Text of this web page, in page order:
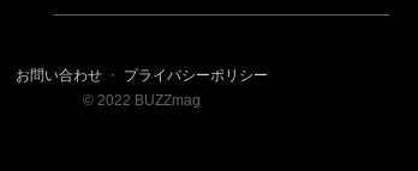
お問い合わせ ・ プライバシーポリシー
© 2022 BUZZmag